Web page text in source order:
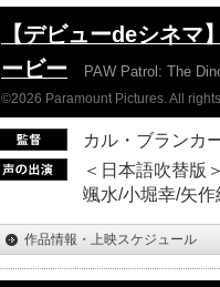
【デビューdeシネマ
ービー
PAW Patrol: The
©2026 Paramount Pictures. All
カル・ブランカ
＜日本語吹替版
颯水/小堀幸/矢作
作品情報・上映スケジュール